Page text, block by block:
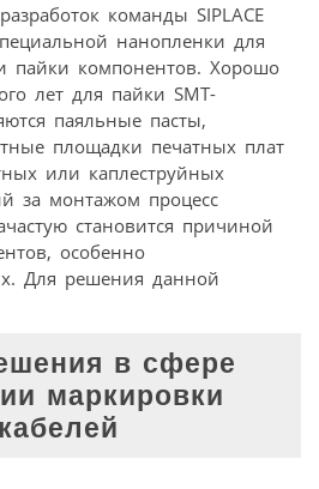
команды SIPLACE
нанопленки для
пайки компонентов. Хорошо
лет для пайки SMT-
паяльные пасты,
площадки печатных плат
или каплеструйных
за монтажом процесс
становится причиной
особенно
Для решения данной
в сфере
маркировки